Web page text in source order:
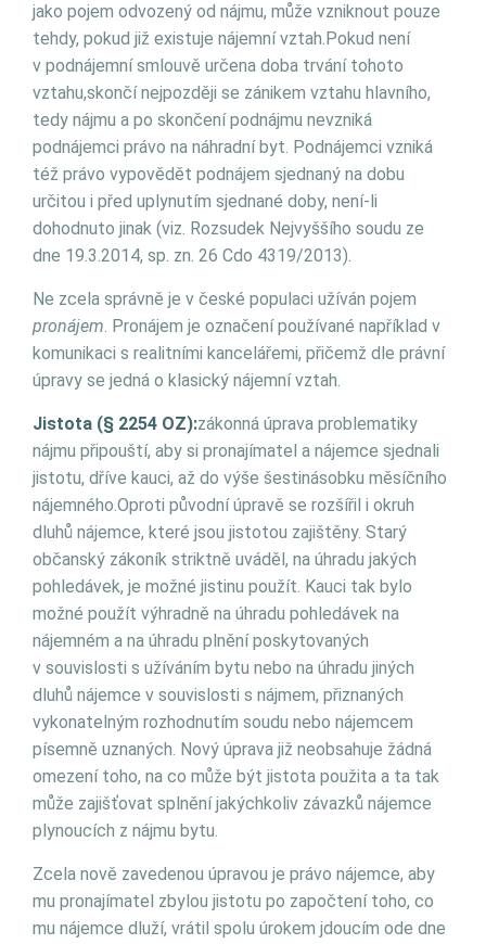
jako pojem odvozený od nájmu, může vzniknout pouze
tehdy, pokud již existuje nájemní vztah.Pokud není
v podnájemní smlouvě určena doba trvání tohoto
vztahu,skončí nejpozději se zánikem vztahu hlavního,
tedy nájmu a po skončení podnájmu nevzniká
podnájemci právo na náhradní byt. Podnájemci vzniká
též právo vypovědět podnájem sjednaný na dobu
určitou i před uplynutím sjednané doby, není-li
dohodnuto jinak (viz. Rozsudek Nejvyššího soudu ze
dne 19.3.2014, sp. zn. 26 Cdo 4319/2013).
Ne zcela správně je v české populaci užíván pojem
pronájem. Pronájem je označení používané například v
komunikaci s realitními kancelářemi, přičemž dle právní
úpravy se jedná o klasický nájemní vztah.
Jistota (§ 2254 OZ):zákonná úprava problematiky
nájmu připouští, aby si pronajímatel a nájemce sjednali
jistotu, dříve kauci, až do výše šestinásobku měsíčního
nájemného.Oproti původní úpravě se rozšířil i okruh
dluhů nájemce, které jsou jistotou zajištěny. Starý
občanský zákoník striktně uváděl, na úhradu jakých
pohledávek, je možné jistinu použít. Kauci tak bylo
možné použít výhradně na úhradu pohledávek na
nájemném a na úhradu plnění poskytovaných
v souvislosti s užíváním bytu nebo na úhradu jiných
dluhů nájemce v souvislosti s nájmem, přiznaných
vykonatelným rozhodnutím soudu nebo nájemcem
písemně uznaných. Nový úprava již neobsahuje žádná
omezení toho, na co může být jistota použita a ta tak
může zajišťovat splnění jakýchkoliv závazků nájemce
plynoucích z nájmu bytu.
Zcela nově zavedenou úpravou je právo nájemce, aby
mu pronajímatel zbylou jistotu po započtení toho, co
mu nájemce dluží, vrátil spolu úrokem jdoucím ode dne